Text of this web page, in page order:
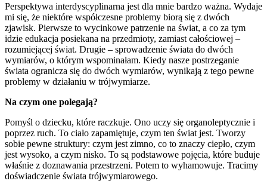
Perspektywa interdyscyplinarna jest dla mnie bardzo ważna. Wydaje
mi się, że niektóre współczesne problemy biorą się z dwóch
zjawisk. Pierwsze to wycinkowe patrzenie na świat, a co za tym
idzie edukacja posiekana na przedmioty, zamiast całościowej –
rozumiejącej świat. Drugie – sprowadzenie świata do dwóch
wymiarów, o którym wspominałam. Kiedy nasze postrzeganie
świata ogranicza się do dwóch wymiarów, wynikają z tego pewne
problemy w działaniu w trójwymiarze.
Na czym one polegają?
Pomyśl o dziecku, które raczkuje. Ono uczy się organoleptycznie i
poprzez ruch. To ciało zapamiętuje, czym ten świat jest. Tworzy
sobie pewne struktury: czym jest zimno, co to znaczy ciepło, czym
jest wysoko, a czym nisko. To są podstawowe pojęcia, które buduje
właśnie z doznawania przestrzeni. Potem to wyhamowuje. Tracimy
doświadczenie świata trójwymiarowego.